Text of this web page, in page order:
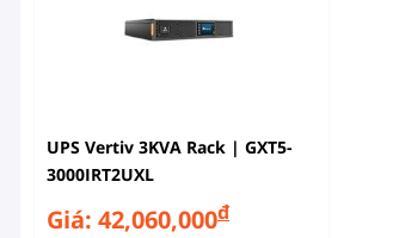
UPS Vertiv 3KVA Rack | GXT5-
3000IRT2UXL
Giá: 42,060,000đ